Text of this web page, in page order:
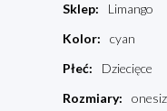
Sklep:
Limango
Kolor:
cyan
Płeć:
Dziecięce
Rozmiary: